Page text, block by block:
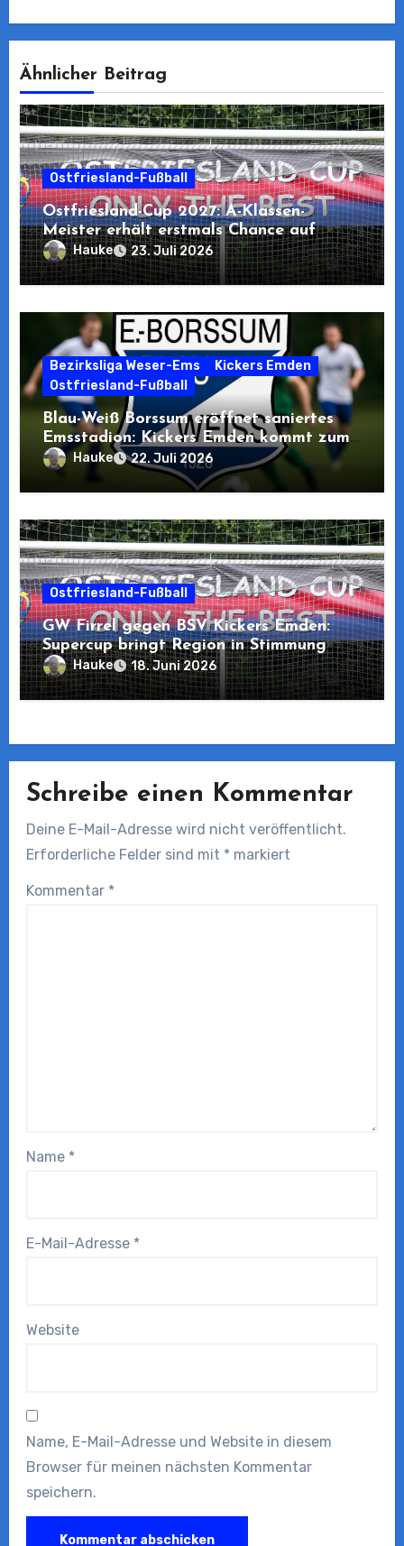
Ähnlicher Beitrag
Ostfriesland-Fußball
Ostfriesland-Cup 2027: A-Klassen-
Meister erhält erstmals Chance auf
Teilnahme
Hauke 23. Juli 2026
Bezirksliga Weser-Ems
Kickers Emden
Ostfriesland-Fußball
Blau-Weiß Borssum eröffnet saniertes
Emsstadion: Kickers Emden kommt zum
Pre-Opening
Hauke 22. Juli 2026
Ostfriesland-Fußball
GW Firrel gegen BSV Kickers Emden:
Supercup bringt Region in Stimmung
Hauke 18. Juni 2026
Schreibe einen Kommentar
Deine E-Mail-Adresse wird nicht veröffentlicht.
Erforderliche Felder sind mit * markiert
Kommentar *
Name *
E-Mail-Adresse *
Website
Name, E-Mail-Adresse und Website in diesem
Browser für meinen nächsten Kommentar
speichern.